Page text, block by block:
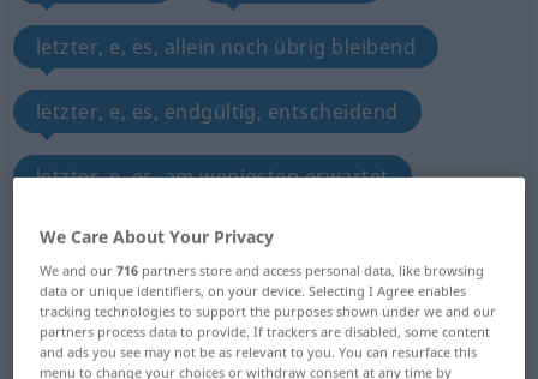
letzter, e, es, allein noch übrig bleibend
letzter, e, es, endgültig, entscheidend
letzter, e, es, am wenigsten erwartet
Sterbe… letzter, e, es, vorig
höchster, e, es, äußerst
letzter, e, es, geringst, mindest
We Care About Your Privacy
We and our716 partners store and access personal data, like browsing
data or unique identifiers, on your device. Selecting I Agree enables
tracking technologies to support the purposes shown under we and our
partners process data to provide. If trackers are disabled, some content
and ads you see may not be as relevant to you. You can resurface this
menu to change your choices or withdraw consent at any time by